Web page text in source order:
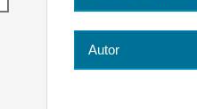
Autor